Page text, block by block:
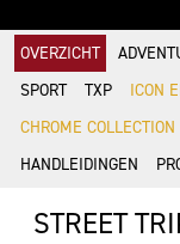
OVERZICHT
SPORT
TXP ICON
CHROME COLLECTION
HANDLEIDINGEN
STREET